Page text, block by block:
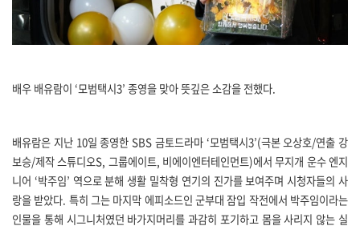
배우 배유람이 ‘모범택시3’ 종영을 맞아 뜻깊은 소감을 전했다.
배유람은 지난10일 종영한 SBS 금토드라마 ‘모범택시3’(극본 오상호/연출 강
보승/제작 스튜디오S, 그룹에이트, 비에이엔터테인먼트)에서 무지개 운수 엔지
니어 ‘박주임’ 역으로 분해 생활 밀착형 연기의 진가를 보여주며 시청자들의 사
랑을 받았다. 특히 그는 마지막 에피소드인 군부대 잠입 작전에서 박주임이라는
인물을 통해 시그니처였던 바가지머리를 과감히 포기하고 몸을 사리지 않는 실